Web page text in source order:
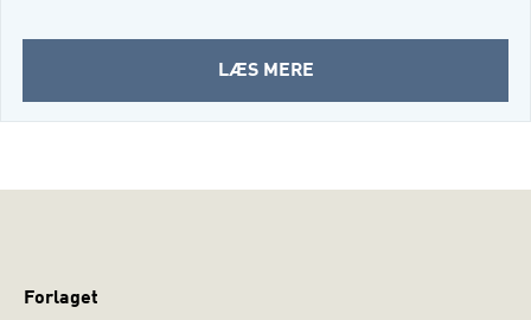
LÆS MEREOM
RELATIONELLE
PERSPEKTIVER
Forlaget